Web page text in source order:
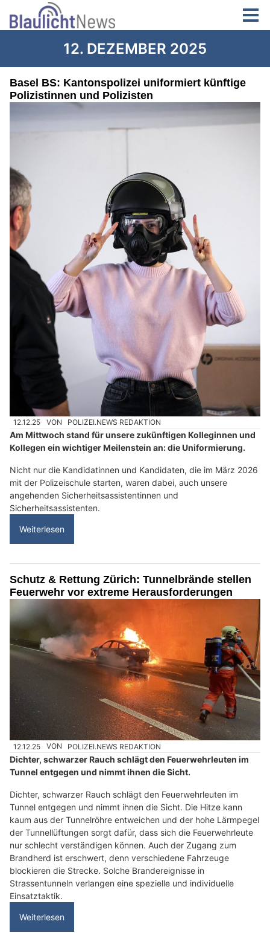
12. DEZEMBER 2025
Basel BS: Kantonspolizei uniformiert künftige
Polizistinnen und Polizisten
12.12.25 VON POLIZEI.NEWS REDAKTION
Am Mittwoch stand für unsere zukünftigen Kolleginnen und
Kollegen ein wichtiger Meilenstein an: die Uniformierung.
Nicht nur die Kandidatinnen und Kandidaten, die im März 2026
mit der Polizeischule starten, waren dabei, auch unsere
angehenden Sicherheitsassistentinnen und
Sicherheitsassistenten.
Weiterlesen
Schutz & Rettung Zürich: Tunnelbrände stellen
Feuerwehr vor extreme Herausforderungen
12.12.25 VON POLIZEI.NEWS REDAKTION
Dichter, schwarzer Rauch schlägt den Feuerwehrleuten im
Tunnel entgegen und nimmt ihnen die Sicht.
Dichter, schwarzer Rauch schlägt den Feuerwehrleuten im
Tunnel entgegen und nimmt ihnen die Sicht. Die Hitze kann
kaum aus der Tunnelröhre entweichen und der hohe Lärmpegel
der Tunnellüftungen sorgt dafür, dass sich die Feuerwehrleute
nur schlecht verständigen können. Auch der Zugang zum
Brandherd ist erschwert, denn verschiedene Fahrzeuge
blockieren die Strecke. Solche Brandereignisse in
Strassentunneln verlangen eine spezielle und individuelle
Einsatztaktik.
Weiterlesen